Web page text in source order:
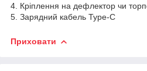
4. Кріплення на дефлектор чи
5. Зарядний кабель Type-C
Приховати